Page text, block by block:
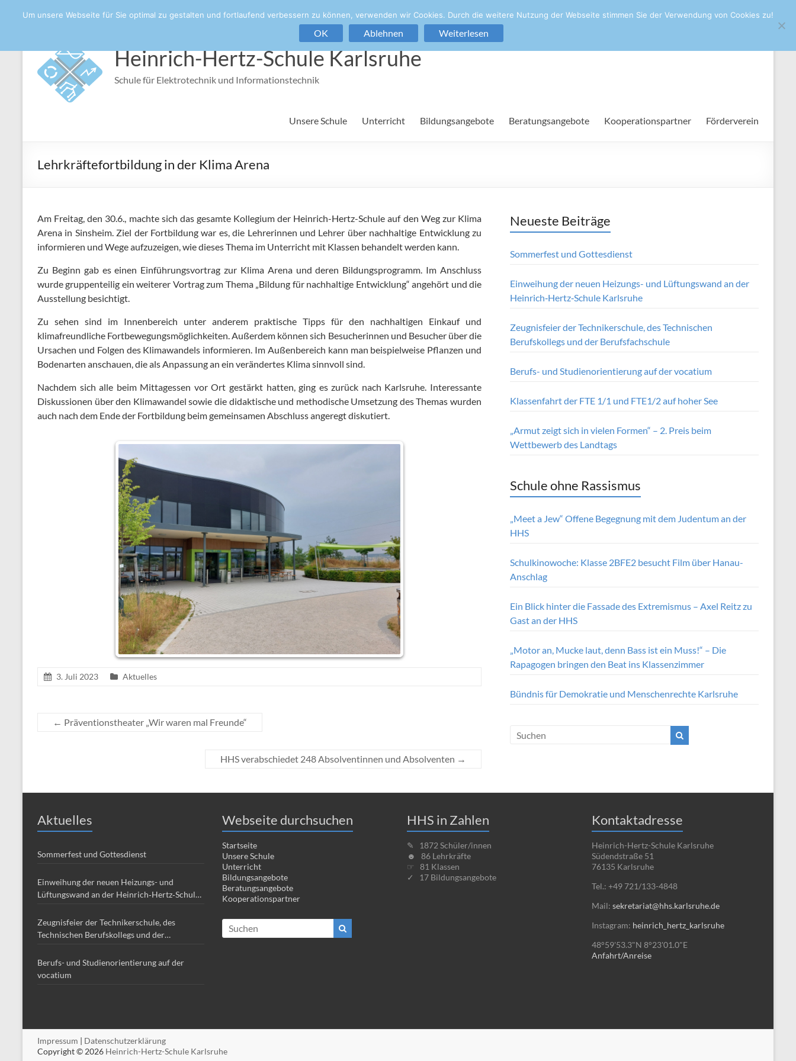
Heinrich-Hertz-Schule Karlsruhe
Schule für Elektrotechnik und Informationstechnik
Unsere Schule Unterricht Bildungsangebote Beratungsangebote Kooperationspartner Förderverein
Lehrkräftefortbildung in der Klima Arena
Am Freitag, den 30.6., machte sich das gesamte Kollegium der Heinrich-Hertz-Schule auf den Weg zur Klima
Arena in Sinsheim. Ziel der Fortbildung war es, die Lehrerinnen und Lehrer über nachhaltige Entwicklung zu
informieren und Wege aufzuzeigen, wie dieses Thema im Unterricht mit Klassen behandelt werden kann.
Zu Beginn gab es einen Einführungsvortrag zur Klima Arena und deren Bildungsprogramm. Im Anschluss
wurde gruppenteilig ein weiterer Vortrag zum Thema „Bildung für nachhaltige Entwicklung“ angehört und die
Ausstellung besichtigt.
Zu sehen sind im Innenbereich unter anderem praktische Tipps für den nachhaltigen Einkauf und
klimafreundliche Fortbewegungsmöglichkeiten. Außerdem können sich Besucherinnen und Besucher über die
Ursachen und Folgen des Klimawandels informieren. Im Außenbereich kann man beispielweise Pflanzen und
Bodenarten anschauen, die als Anpassung an ein verändertes Klima sinnvoll sind.
Nachdem sich alle beim Mittagessen vor Ort gestärkt hatten, ging es zurück nach Karlsruhe. Interessante
Diskussionen über den Klimawandel sowie die didaktische und methodische Umsetzung des Themas wurden
auch nach dem Ende der Fortbildung beim gemeinsamen Abschluss angeregt diskutiert.
3. Juli 2023 Aktuelles
← Präventionstheater „Wir waren mal Freunde“
HHS verabschiedet 248 Absolventinnen und Absolventen →
Neueste Beiträge
Sommerfest und Gottesdienst
Einweihung der neuen Heizungs- und Lüftungswand an der
Heinrich‑Hertz‑Schule Karlsruhe
Zeugnisfeier der Technikerschule, des Technischen
Berufskollegs und der Berufsfachschule
Berufs- und Studienorientierung auf der vocatium
Klassenfahrt der FTE 1/1 und FTE1/2 auf hoher See
„Armut zeigt sich in vielen Formen“ – 2. Preis beim
Wettbewerb des Landtags
Schule ohne Rassismus
„Meet a Jew“ Offene Begegnung mit dem Judentum an der
HHS
Schulkinowoche: Klasse 2BFE2 besucht Film über Hanau-
Anschlag
Ein Blick hinter die Fassade des Extremismus – Axel Reitz zu
Gast an der HHS
„Motor an, Mucke laut, denn Bass ist ein Muss!“ – Die
Rapagogen bringen den Beat ins Klassenzimmer
Bündnis für Demokratie und Menschenrechte Karlsruhe
Aktuelles
Sommerfest und Gottesdienst
Einweihung der neuen Heizungs- und
Lüftungswand an der Heinrich‑Hertz‑Schule
Zeugnisfeier der Technikerschule, des
Technischen Berufskollegs und der
Berufs- und Studienorientierung auf der
vocatium
Webseite durchsuchen
Startseite
Unsere Schule
Unterricht
Bildungsangebote
Beratungsangebote
Kooperationspartner
HHS in Zahlen
✎ 1872 Schüler/innen
☻ 86 Lehrkräfte
☞ 81 Klassen
✓ 17 Bildungsangebote
Kontaktadresse
Heinrich-Hertz-Schule Karlsruhe
Südendstraße 51
76135 Karlsruhe
Tel.: +49 721/133-4848
Mail: sekretariat@hhs.karlsruhe.de
Instagram: heinrich_hertz_karlsruhe
48°59'53.3"N 8°23'01.0"E
Anfahrt/Anreise
Impressum | Datenschutzerklärung
Copyright © 2026 Heinrich-Hertz-Schule Karlsruhe
Um unsere Webseite für Sie optimal zu gestalten und fortlaufend verbessern zu können, verwenden wir Cookies. Durch die weitere Nutzung der Webseite stimmen Sie der Verwendung von Cookies zu!
OK Ablehnen Weiterlesen